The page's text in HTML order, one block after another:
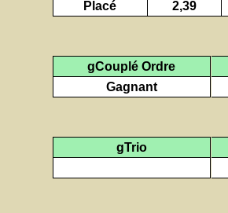
Placé
2,39
gCouplé Ordre
Gagnant
gTrio